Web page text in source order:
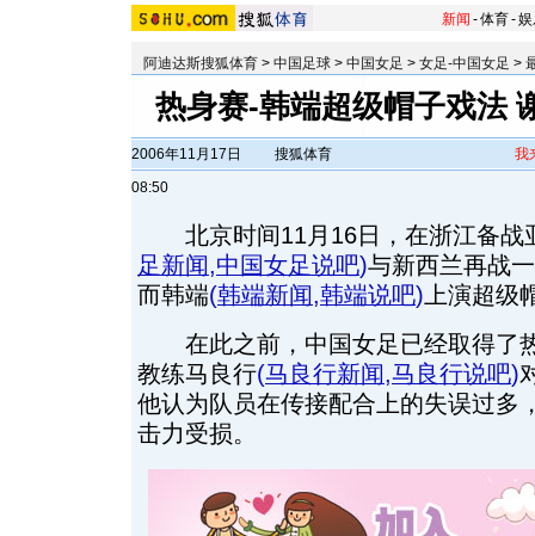
新闻 -体育-
阿迪达斯搜狐体育 > 中国足球 > 中国女足 > 女足-中国女足 >
热身赛-韩端超级帽子戏法
2006年11月17日
08:50
搜狐体育 我
北京时间11月16日，在浙江备战
足新闻,中国女足说吧)与新西兰再战
而韩端(韩端新闻,韩端说吧) 上演超级
在此之前，中国女足已经取得了
教练马良行(马良行新闻,马良行说吧)
他认为队员在传接配合上的失误过多
击力受损。